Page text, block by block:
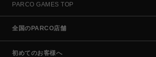
PARCO GAMES TOP
全国のPARCO店舗
初めてのお客様へ